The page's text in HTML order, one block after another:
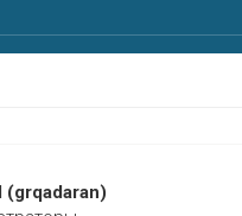
(grqadaran)